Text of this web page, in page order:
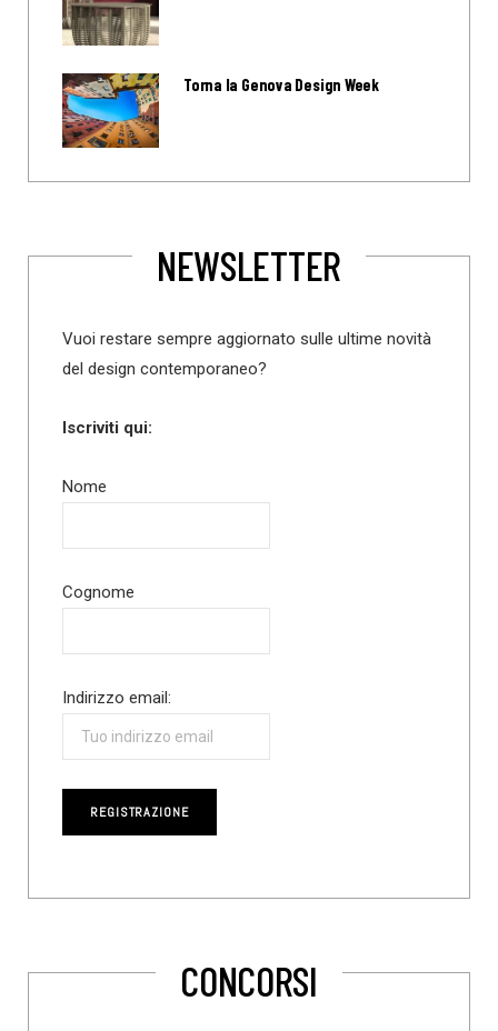
Torna la Genova Design Week
NEWSLETTER
Vuoi restare sempre aggiornato sulle ultime novità
del design contemporaneo?
Iscriviti qui:
Nome
Cognome
Indirizzo email:
CONCORSI